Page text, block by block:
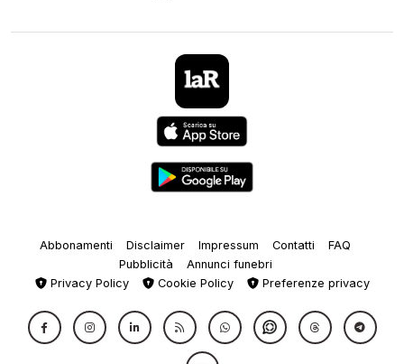
Abbonamenti Disclaimer Impressum Contatti
FAQ
Pubblicità
Annunci funebri
Privacy Policy
Cookie Policy Preferenze privacy